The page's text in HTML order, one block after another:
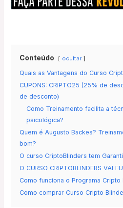
Conteúdo ocultar
Quais as Vantagens do Curso
CUPONS: CRIPTO25 (25% de
de desconto)
Como Treinamento facilita a
psicológica?
Quem é Augusto Backes?
bom?
O curso CriptoBlinders tem
O CURSO CRIPTOBLINDERS VAI
Como funciona o Programa Cripto
Como comprar Curso Cripto